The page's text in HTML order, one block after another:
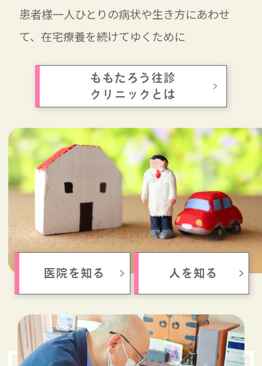
患者様一人ひとりの病状や生き方にあわせ
て、 在宅療養を続けてゆくために
ももたろう往診
クリニックとは
医院を知る 人を知る